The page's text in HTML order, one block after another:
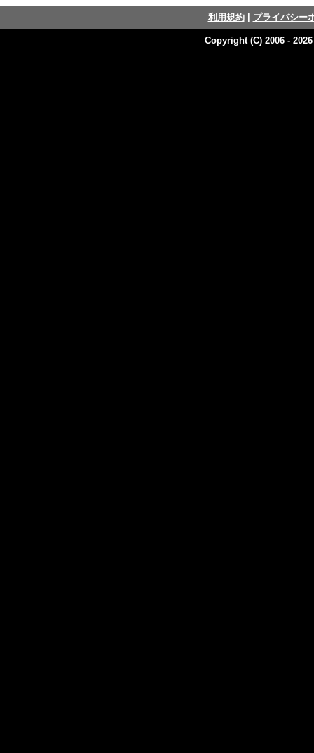
利用規約| プライバシー
Copyright (C) 2006 -